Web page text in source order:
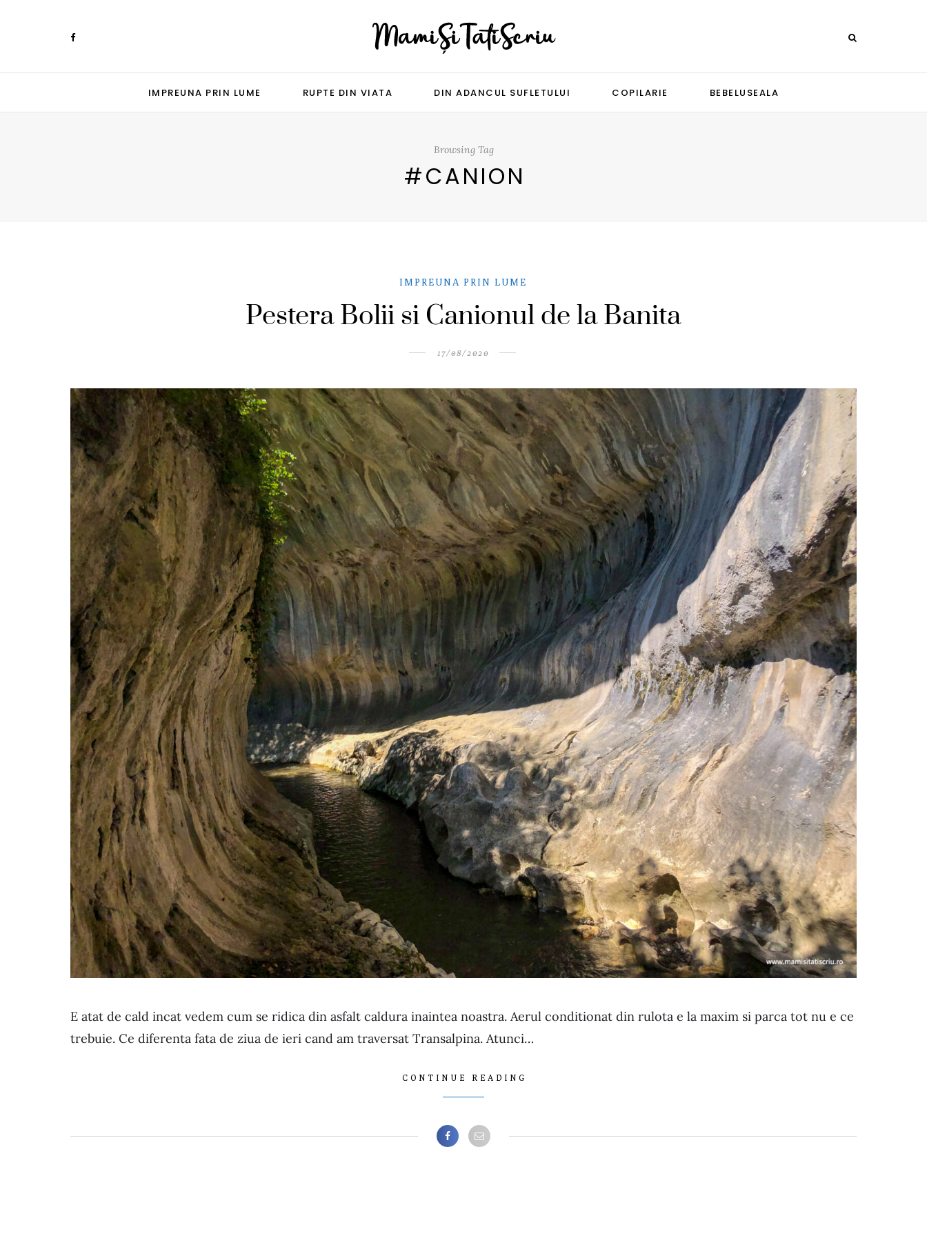
IMPREUNA PRIN LUME RUPTE DIN VIATA DIN ADANCUL SUFLETULUI COPILARIE BEBELUSEALA
Browsing Tag
#CANION
IMPREUNA PRIN LUME
Pestera Bolii si Canionul de la Banita
17/08/2020
E atat de cald incat vedem cum se ridica din asfalt caldura inaintea noastra. Aerul conditionat din rulota e la maxim si parca tot nu e ce
trebuie. Ce diferenta fata de ziua de ieri cand am traversat Transalpina. Atunci…
CONTINUE READING